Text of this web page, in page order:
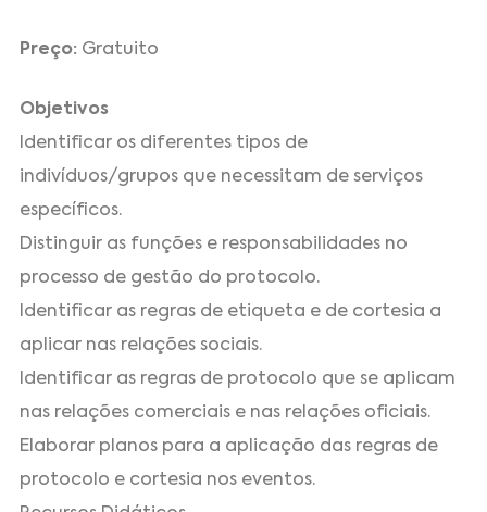
Preço: Gratuito
Objetivos
Identificar os diferentes tipos de
indivíduos/grupos que necessitam de serviços
específicos.
Distinguir as funções e responsabilidades no
processo de gestão do protocolo.
Identificar as regras de etiqueta e de cortesia a
aplicar nas relações sociais.
Identificar as regras de protocolo que se aplicam
nas relações comerciais e nas relações oficiais.
Elaborar planos para a aplicação das regras de
protocolo e cortesia nos eventos.